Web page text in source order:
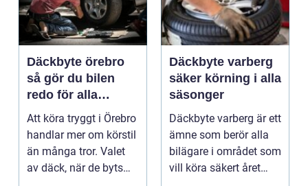
Däckbyte örebro
så gör du bilen
redo för alla
årstider
Att köra tryggt i Örebro
handlar mer om körstil
än många tror. Valet
av däck, när de byts
Däckbyte varberg
säker körning i alla
säsonger
Däckbyte varberg är ett
ämne som berör alla
bilägare i området som
vill köra säkert året